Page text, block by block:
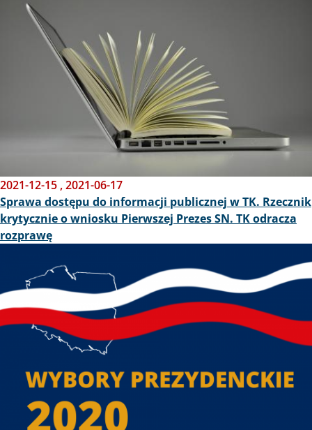
2021-12-15 ,2021-06-17
Sprawa dostępu do informacji publicznej w TK. Rzecznik
krytycznie o wniosku Pierwszej Prezes SN. TK odracza
rozprawę